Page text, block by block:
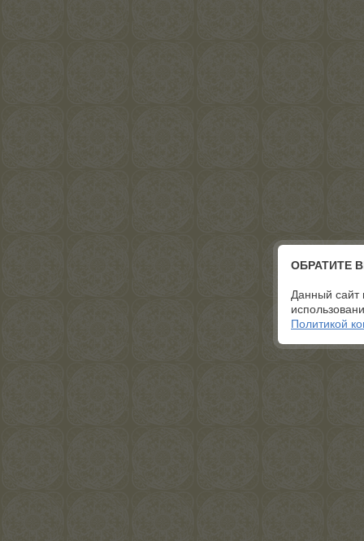
ОБРАТИТЕ
Данный сайт
Политикой